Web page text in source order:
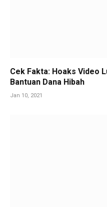
Cek Fakta: Hoaks Video
Bantuan Dana Hibah
Jan 10, 2021